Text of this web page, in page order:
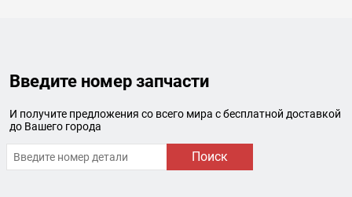
Введите номер запчасти
И получите предложения со всего мира с бесплатной доставкой
до Вашего города
Поиск